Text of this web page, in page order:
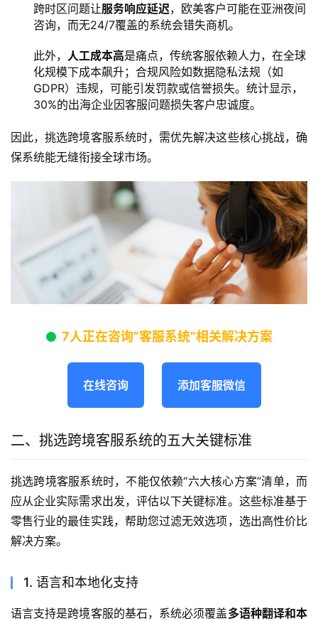
跨时区问题让服务响应延迟，欧美客户可能在亚洲夜间
咨询，而无24/7覆盖的系统会错失商机。
此外， 人工成本高是痛点，传统客服依赖人力，在全球
化规模下成本飙升；合规风险如数据隐私法规（如
GDPR）违规，可能引发罚款或信誉损失。统计显示，
30%的出海企业因客服问题损失客户忠诚度。
因此，挑选跨境客服系统时，需优先解决这些核心挑战，确
保系统能无缝衔接全球市场。
7人正在咨询“客服系统”相关解决方案
在线咨询 添加客服微信
二、挑选跨境客服系统的五大关键标准
挑选跨境客服系统时，不能仅依赖“六大核心方案”清单，而
应从企业实际需求出发，评估以下关键标准。这些标准基于
零售行业的最佳实践，帮助您过滤无效选项，选出高性价比
解决方案。
1. 语言和本地化支持
语言支持是跨境客服的基石，系统必须覆盖多语种翻译和本